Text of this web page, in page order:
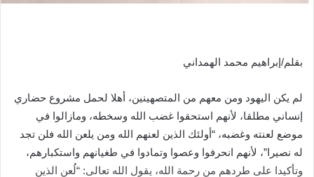
بقلم/إبراهيم محمد الهمداني
لم يكن اليهود ومن معهم من المتصهينين، أهلا لحمل مشروع حضاري
إنساني مطلقا، لأنهم استحقوا غضب الله وسخطه، ومازالوا في
موضع لعنته وغضبه، “أولئك الذين لعنهم الله ومن يلعن الله فلن تجد
له نصيرا”، لأنهم انحرفوا وعصوا وتمادوا في طغيانهم واستكبارهم،
وتأكيدا على طردهم من رحمة الله، يقول الله تعالى: “لُعن الذين